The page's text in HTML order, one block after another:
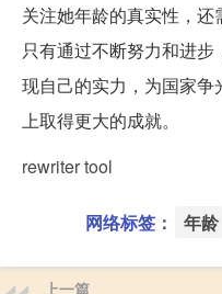
关注她年龄的真实性，还
只有通过不断努力和进
现自己的实力，为国家
上取得更大的成就。
rewriter tool
网络标签： 年龄
上一篇